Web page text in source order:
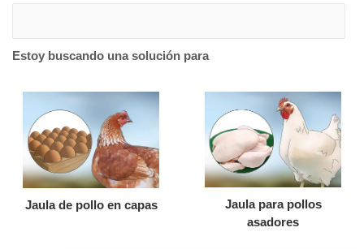
Estoy buscando una solución para
Jaula de pollo en capas
Jaula para pollos
asadores